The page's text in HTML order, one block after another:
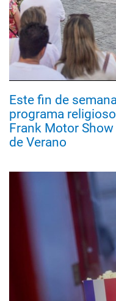
Este fin de
programa
Frank Motor
de Verano